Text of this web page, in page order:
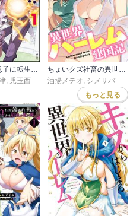
悪徳領主の息子に転生！？ ～楽しく魔法を学んでいたら、汚名を返上してました～ コミック版
, 児玉酉
ちょいクズ社畜の異世界ハーレム建国記
油揚メテオ, シメサバ
もっと見る